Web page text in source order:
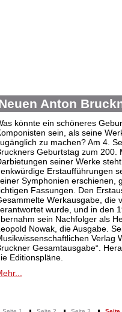
Anton
könnte ein schöneres
sein, als seine
zu machen? Am 4.
Geburtstag zum 200.
seiner Werke
Erstaufführungen
Symphonien erschienen,
Fassungen. Den
Werkausgabe, die
wurde, und in den
sein Nachfolger als
Nowak, die Ausgabe.
Verlag
Gesamtausgabe“.
Editionspläne.